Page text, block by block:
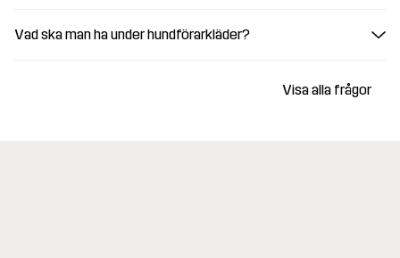
Vad ska man ha under hundförarkläder?
Visa alla frågor